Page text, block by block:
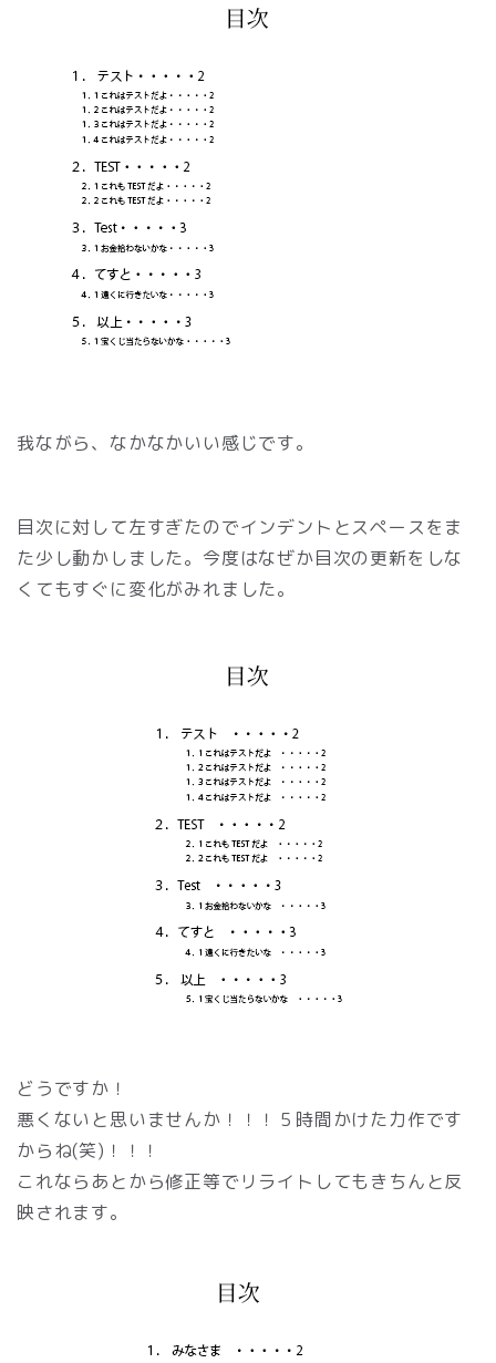
我ながら、なかなかいい感じです。
目次に対して左すぎたのでインデントとスペースをま
た少し動かしました。今度はなぜか目次の更新をしな
くてもすぐに変化がみれました。
どうですか！
悪くないと思いませんか！！！５時間かけた力作です
からね(笑)！！！
これならあとから修正等でリライトしてもきちんと反
映されます。